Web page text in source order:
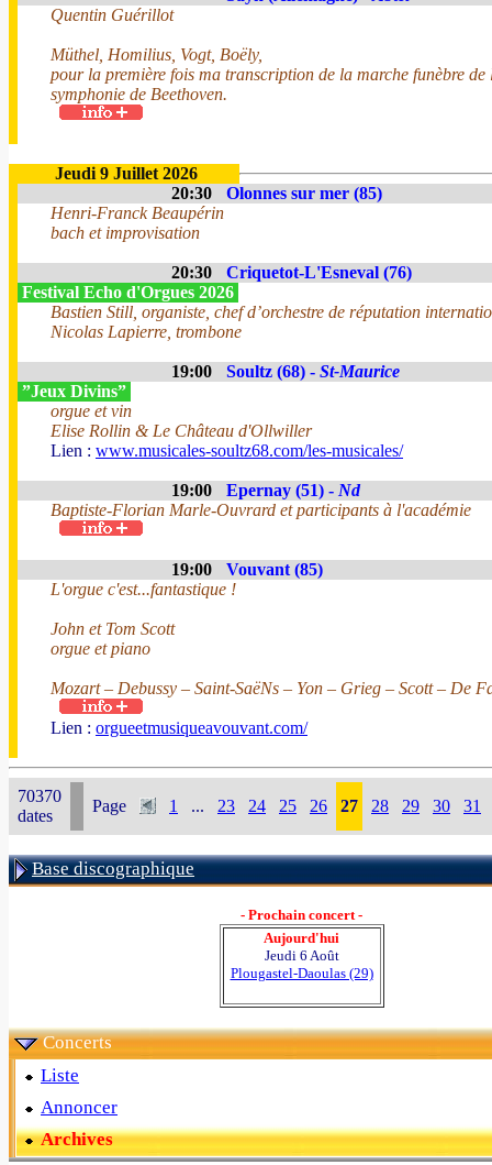
Quentin Guérillot
Müthel, Homilius, Vogt, Boëly,
pour la première fois ma transcription de la marche funèbre de
symphonie de Beethoven.
Jeudi 9 Juillet 2026
20:30
Olonnes sur mer (85)
Henri-Franck Beaupérin
bach et improvisation
20:30
Criquetot-L'Esneval (76)
Festival Echo d'Orgues 2026
Bastien Still, organiste, chef d’orchestre de réputation
Nicolas Lapierre, trombone
19:00 Soultz (68) - St-Maurice
”Jeux Divins”
orgue et vin
Elise Rollin & Le Château d'Ollwiller
Lien : www.musicales-soultz68.com/les-musicales/
19:00 Epernay (51) - Nd
Baptiste-Florian Marle-Ouvrard et participants à l'académie
19:00
Vouvant (85)
L'orgue c'est...fantastique !
John et Tom Scott
orgue et piano
Mozart – Debussy – Saint-SaëNs – Yon – Grieg – Scott – De
Lien : orgueetmusiqueavouvant.com/
70370
dates
Page 1 ... 23 24 25 26 27 28 29 30 31
Base discographique
- Prochain concert -
Aujourd'hui
Jeudi 6 Août
Plougastel-Daoulas (29)
Concerts
Liste
Annoncer
Archives